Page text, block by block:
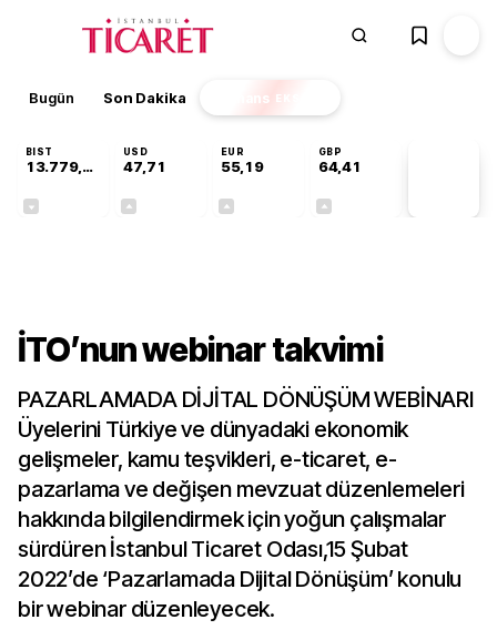
Bugün Son Dakika Finans EKSTRA
BIST
13.779,39
USD
47,71
EUR
55,19
GBP
64,41
İTO’nun webinar takvimi
PAZARLAMADA DİJİTAL DÖNÜŞÜM WEBİNARI
Üyelerini Türkiye ve dünyadaki ekonomik
gelişmeler, kamu teşvikleri, e-ticaret, e-
pazarlama ve değişen mevzuat düzenlemeleri
hakkında bilgilendirmek için yoğun çalışmalar
sürdüren İstanbul Ticaret Odası,15 Şubat
2022’de ‘Pazarlamada Dijital Dönüşüm’ konulu
bir webinar düzenleyecek.